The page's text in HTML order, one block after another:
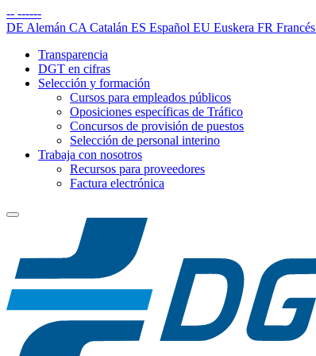
-- ------
DE Alemán CA Catalán ES Español EU Euskera FR Francés
Transparencia
DGT en cifras
Selección y formación
Cursos para empleados públicos
Oposiciones específicas de Tráfico
Concursos de provisión de puestos
Selección de personal interino
Trabaja con nosotros
Recursos para proveedores
Factura electrónica